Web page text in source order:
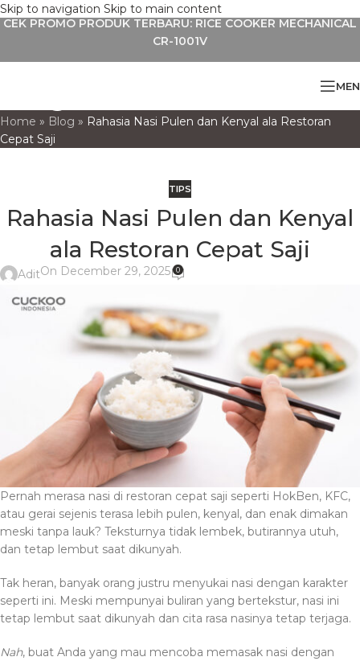
Skip to navigation Skip to main content
CEK PROMO PRODUK TERBARU: RICE COOKER MECHANICAL
CR-1001V
Home » Blog » Rahasia Nasi Pulen dan Kenyal ala Restoran
Cepat Saji
TIPS
Rahasia Nasi Pulen dan Kenyal
ala Restoran Cepat Saji
AditOn December 29, 2025 0
Pernah merasa nasi di restoran cepat saji seperti HokBen, KFC,
atau gerai sejenis terasa lebih pulen, kenyal, dan enak dimakan
meski tanpa lauk? Teksturnya tidak lembek, butirannya utuh,
dan tetap lembut saat dikunyah.
Tak heran, banyak orang justru menyukai nasi dengan karakter
seperti ini. Meski mempunyai buliran yang bertekstur, nasi ini
tetap lembut saat dikunyah dan cita rasa nasinya tetap terjaga.
Nah, buat Anda yang mau mencoba memasak nasi dengan